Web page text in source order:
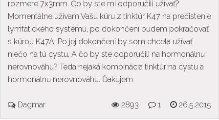
rozmere 7x3mm. Čo by ste mi odporučili užívať?
Momentálne užívam Vašu kúru z tinktúr K47 na prečistenie
lymfatického systému, po dokončení budem pokračovať
s kúrou K47A. Po jej dokončení by som chcela užívať
niečo na tú cystu. A čo by ste odporučili na hormonálnu
nerovnováhu? Teda nejaká kombinácia tinktúr na cystu a
hormonálnu nerovnováhu. Ďakujem
Dagmar 2893 1 26.5.2015